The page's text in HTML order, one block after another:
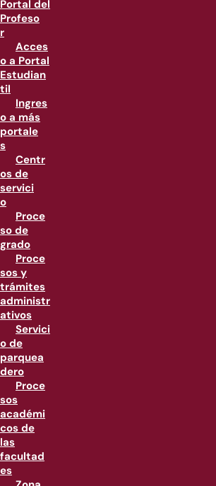
Portal del
Profeso
r
Acces
o a Portal
Estudian
til
Ingres
o a más
portale
s
Centr
os de
servici
o
Proce
so de
grado
Proce
sos y
trámites
administr
ativos
Servici
o de
parquea
dero
Proce
sos
académi
cos de
las
facultad
es